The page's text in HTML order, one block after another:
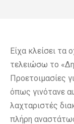
Είχα κλείσει τα
τελειώσω το
Προετοιμασίες
όπως γινότανε
λαχταριστές
πλήρη